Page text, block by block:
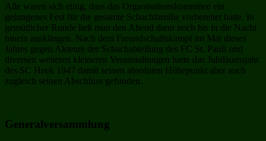
Alle waren sich einig, dass das Organisationskommitee ein
gelungenes Fest für die gesamte Schachfamilie vorbereitet hatte. In
gemütlicher Runde ließ man den Abend dann noch bis in die Nacht
hinein ausklingen. Nach dem Freundschaftskampf im Mai dieses
Jahres gegen Akteure der Schachabteilung des FC St. Pauli und
diversen weiteren kleineren Veranstaltungen hatte das Jubiläumsjahr
des SC Heek 1947 damit seinen absoluten Höhepunkt aber auch
zugleich seinen Abschluss gefunden.
Generalversammlung